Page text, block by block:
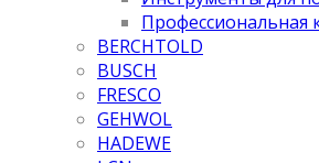
Профессиональная
BERCHTOLD
BUSCH
FRESCO
GEHWOL
HADEWE